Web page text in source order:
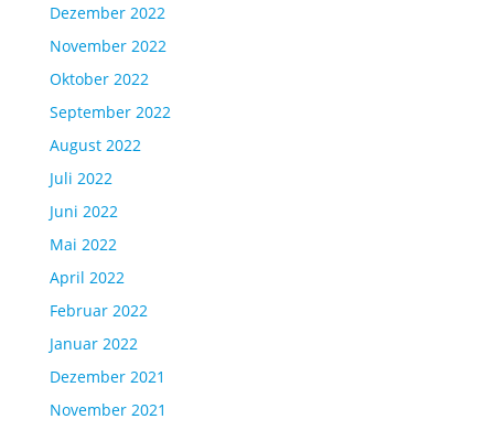
Dezember 2022
November 2022
Oktober 2022
September 2022
August 2022
Juli 2022
Juni 2022
Mai 2022
April 2022
Februar 2022
Januar 2022
Dezember 2021
November 2021